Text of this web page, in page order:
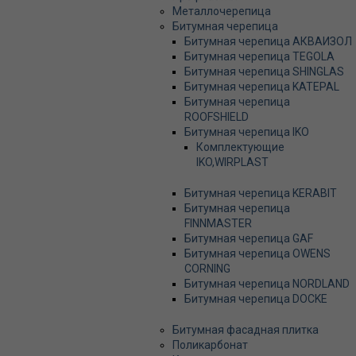
Металлочерепица
Битумная черепица
Битумная черепица АКВАИЗОЛ
Битумная черепица TEGOLA
Битумная черепица SHINGLAS
Битумная черепица KATEPAL
Битумная черепица
ROOFSHIELD
Битумная черепица IKO
Комплектующие
IKO,WIRPLAST
Битумная черепица KERABIT
Битумная черепица
FINNMASTER
Битумная черепица GAF
Битумная черепица OWENS
CORNING
Битумная черепица NORDLAND
Битумная черепица DOCKE
Битумная фасадная плитка
Поликарбонат